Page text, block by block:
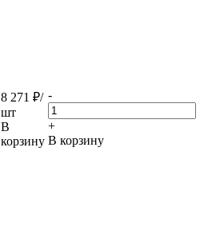
8 271 ₽/
шт
В
корзину
-
+
В корзину